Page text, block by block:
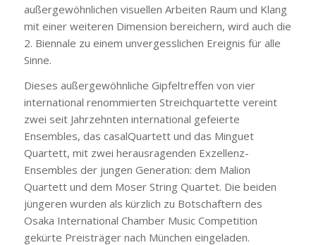
außergewöhnlichen visuellen Arbeiten Raum und Klang
mit einer weiteren Dimension bereichern, wird auch die
2. Biennale zu einem unvergesslichen Ereignis für alle
Sinne.
Dieses außergewöhnliche Gipfeltreffen von vier
international renommierten Streichquartette vereint
zwei seit Jahrzehnten international gefeierte
Ensembles, das casalQuartett und das Minguet
Quartett, mit zwei herausragenden Exzellenz-
Ensembles der jungen Generation: dem Malion
Quartett und dem Moser String Quartet. Die beiden
jüngeren wurden als kürzlich zu Botschaftern des
Osaka International Chamber Music Competition
gekürte Preisträger nach München eingeladen.